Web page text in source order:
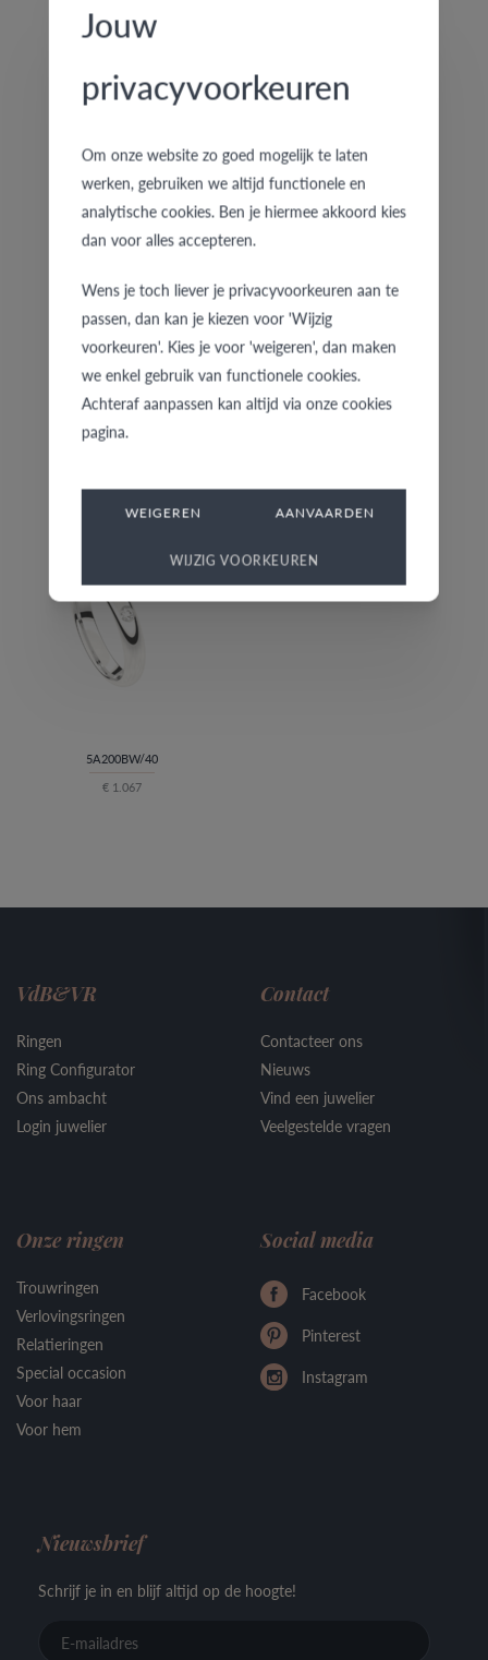
€ 573
€ 945
€ 1.000
5A200BW/40
€ 1.067
Jouw
privacyvoorkeuren
Om onze website zo goed mogelijk te laten
werken, gebruiken we altijd functionele en
analytische cookies. Ben je hiermee akkoord kies
dan voor alles accepteren.
Wens je toch liever je privacyvoorkeuren aan te
passen, dan kan je kiezen voor 'Wijzig
voorkeuren'. Kies je voor 'weigeren', dan maken
we enkel gebruik van functionele cookies.
Achteraf aanpassen kan altijd via onze cookies
pagina.
WEIGEREN AANVAARDEN
WIJZIG VOORKEUREN
VdB&VR
Ringen
Ring Configurator
Ons ambacht
Login juwelier
Contact
Contacteer ons
Nieuws
Vind een juwelier
Veelgestelde vragen
Onze ringen
Trouwringen
Verlovingsringen
Relatieringen
Special occasion
Voor haar
Voor hem
Social media
Facebook
Pinterest
Instagram
Nieuwsbrief
Schrijf je in en blijf altijd op de hoogte!